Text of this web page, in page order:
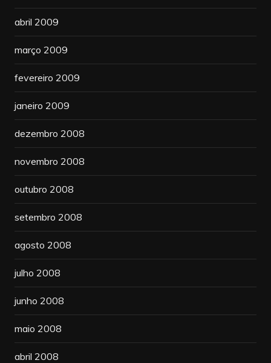
abril 2009
março 2009
fevereiro 2009
janeiro 2009
dezembro 2008
novembro 2008
outubro 2008
setembro 2008
agosto 2008
julho 2008
junho 2008
maio 2008
abril 2008